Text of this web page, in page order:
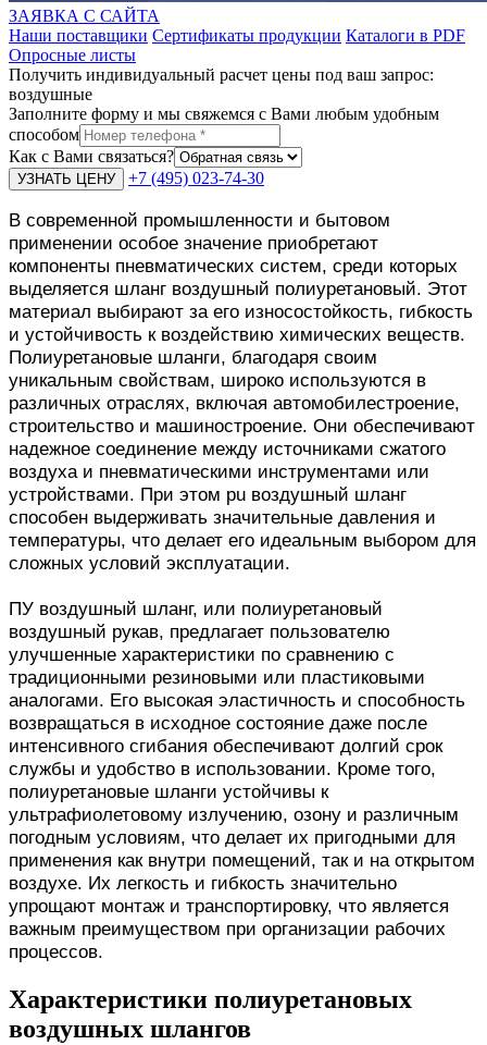
ЗАЯВКА С САЙТА
Наши поставщики Сертификаты продукции Каталоги в PDF
Опросные листы
Получить индивидуальный расчет цены под ваш запрос:
воздушные
Заполните форму и мы свяжемся с Вами любым удобным
способом
Как с Вами связаться?
+7 (495) 023-74-30
В современной промышленности и бытовом
применении особое значение приобретают
компоненты пневматических систем, среди которых
выделяется шланг воздушный полиуретановый. Этот
материал выбирают за его износостойкость, гибкость
и устойчивость к воздействию химических веществ.
Полиуретановые шланги, благодаря своим
уникальным свойствам, широко используются в
различных отраслях, включая автомобилестроение,
строительство и машиностроение. Они обеспечивают
надежное соединение между источниками сжатого
воздуха и пневматическими инструментами или
устройствами. При этом pu воздушный шланг
способен выдерживать значительные давления и
температуры, что делает его идеальным выбором для
сложных условий эксплуатации.
ПУ воздушный шланг, или полиуретановый
воздушный рукав, предлагает пользователю
улучшенные характеристики по сравнению с
традиционными резиновыми или пластиковыми
аналогами. Его высокая эластичность и способность
возвращаться в исходное состояние даже после
интенсивного сгибания обеспечивают долгий срок
службы и удобство в использовании. Кроме того,
полиуретановые шланги устойчивы к
ультрафиолетовому излучению, озону и различным
погодным условиям, что делает их пригодными для
применения как внутри помещений, так и на открытом
воздухе. Их легкость и гибкость значительно
упрощают монтаж и транспортировку, что является
важным преимуществом при организации рабочих
процессов.
Характеристики полиуретановых
воздушных шлангов